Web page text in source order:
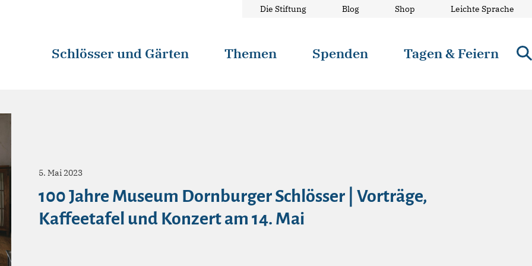
Die Stiftung Blog Shop Leichte Sprache
Schlösser und Gärten Themen Spenden Tagen & Feiern
5. Mai 2023
100 Jahre Museum Dornburger Schlösser | Vorträge,
Kaffeetafel und Konzert am 14. Mai